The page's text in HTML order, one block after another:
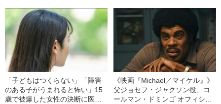
「子どもはつくらない」「障害
のある子がうまれると怖い」15
歳で被爆した女性の決断に医者
《映画『Michael／マイケル』》
父ジョセフ・ジャクソン役、コ
ールマン・ドミンゴ オフィシャ